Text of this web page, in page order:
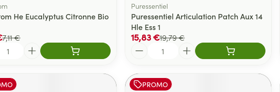
He Eucalyptus Citronne Bio
7,11 €
Puressentiel
Puressentiel Articulation Patch Aux 14
Hle Ess 1
19,79 €
15,83 €
PROMO